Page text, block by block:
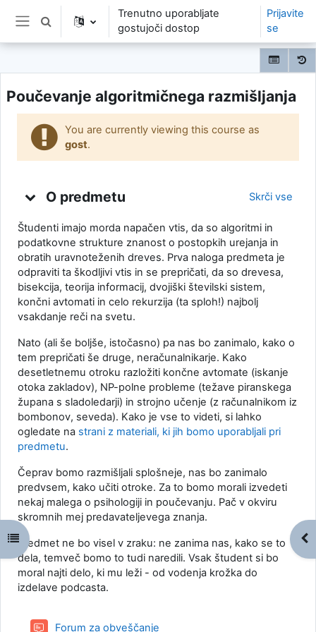
Preskoči na glavno vsebino
Stransko polje
Preklopi iskalni vnos
Trenutno uporabljate
gostujoči dostop
Prijavite
se
Odpri kazalo predmeta
Poučevanje algoritmičnega razmišljanja
You are currently viewing this course as
gost.
O predmetu Skrči vse
Študenti imajo morda napačen vtis, da so algoritmi in
podatkovne strukture znanost o postopkih urejanja in
obratih uravnoteženih dreves. Prva naloga predmeta je
odpraviti ta škodljivi vtis in se prepričati, da so drevesa,
bisekcija, teorija informacij, dvojiški številski sistem,
končni avtomati in celo rekurzija (ta sploh!) najbolj
vsakdanje reči na svetu.
Nato (ali še boljše, istočasno) pa nas bo zanimalo, kako o
tem prepričati še druge, neračunalnikarje. Kako
desetletnemu otroku razložiti končne avtomate (iskanje
otoka zakladov), NP-polne probleme (težave piranskega
župana s sladoledarji) in strojno učenje (z računalnikom iz
bombonov, seveda). Kako je vse to videti, si lahko
ogledate na strani z materiali, ki jih bomo uporabljali pri
predmetu.
Čeprav bomo razmišljali splošneje, nas bo zanimalo
predvsem, kako učiti otroke. Za to bomo morali izvedeti
nekaj malega o psihologiji in poučevanju. Pač v okviru
skromnih mej predavateljevega znanja.
Predmet ne bo visel v zraku: ne zanima nas, kako se to
dela, temveč bomo to tudi naredili. Vsak študent si bo
moral najti delo, ki mu leži - od vodenja krožka do
izdelave podcasta.
Forum za obveščanje